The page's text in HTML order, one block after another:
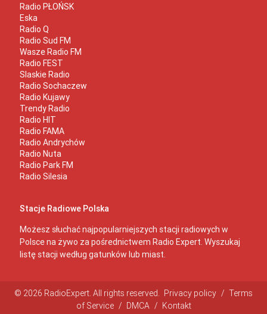
Radio PŁOŃSK
Eska
Radio Q
Radio Sud FM
Wasze Radio FM
Radio FEST
Slaskie Radio
Radio Sochaczew
Radio Kujawy
Trendy Radio
Radio HIT
Radio FAMA
Radio Andrychów
Radio Nuta
Radio Park FM
Radio Silesia
Stacje Radiowe Polska
Możesz słuchać najpopularniejszych stacji radiowych w
Polsce na żywo za pośrednictwem Radio Expert. Wyszukaj
listę stacji według gatunków lub miast.
© 2026 RadioExpert. All rights reserved. Privacy policy / Terms
of Service / DMCA / Kontakt